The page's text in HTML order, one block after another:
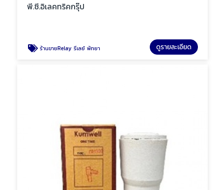
พี.ซี.อิเลคทริคกรุ๊ป
ร้านขายRelay รีเลย์ พัทยา ดูรายละเอียด